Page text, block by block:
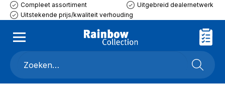
Compleet assortiment
Uitgebreid dealernetwerk
Uitstekende prijs/kwaliteit verhouding